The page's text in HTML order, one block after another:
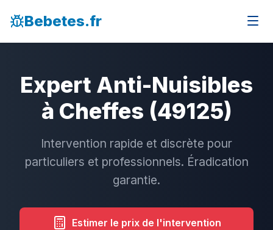
Bebetes.fr
Expert Anti-Nuisibles
à Cheffes (49125)
Intervention rapide et discrète pour
particuliers et professionnels. Éradication
garantie.
Estimer le prix de l'intervention